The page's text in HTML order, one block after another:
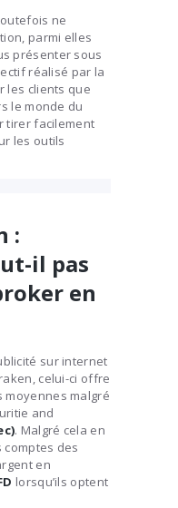
ne
parmi elles
présenter sous
réalisé par la
les clients que
le monde du
tirer facilement
les outils
:
il pas
en
sur internet
celui-ci offre
malgré
and
. Malgré cela en
comptes des
en
lorsqu’ils optent